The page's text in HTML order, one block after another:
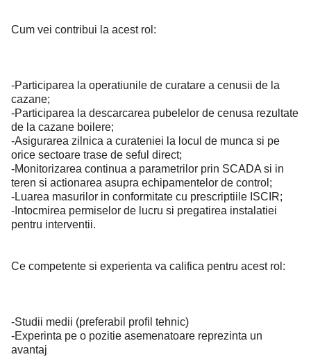
Cum vei contribui la acest rol:
-Participarea la operatiunile de curatare a cenusii de la
cazane;
-Participarea la descarcarea pubelelor de cenusa rezultate
de la cazane boilere;
-Asigurarea zilnica a curateniei la locul de munca si pe
orice sectoare trase de seful direct;
-Monitorizarea continua a parametrilor prin SCADA si in
teren si actionarea asupra echipamentelor de control;
-Luarea masurilor in conformitate cu prescriptiile ISCIR;
-Intocmirea permiselor de lucru si pregatirea instalatiei
pentru interventii.
Ce competente si experienta va califica pentru acest rol:
-Studii medii (preferabil profil tehnic)
-Experinta pe o pozitie asemenatoare reprezinta un
avantaj